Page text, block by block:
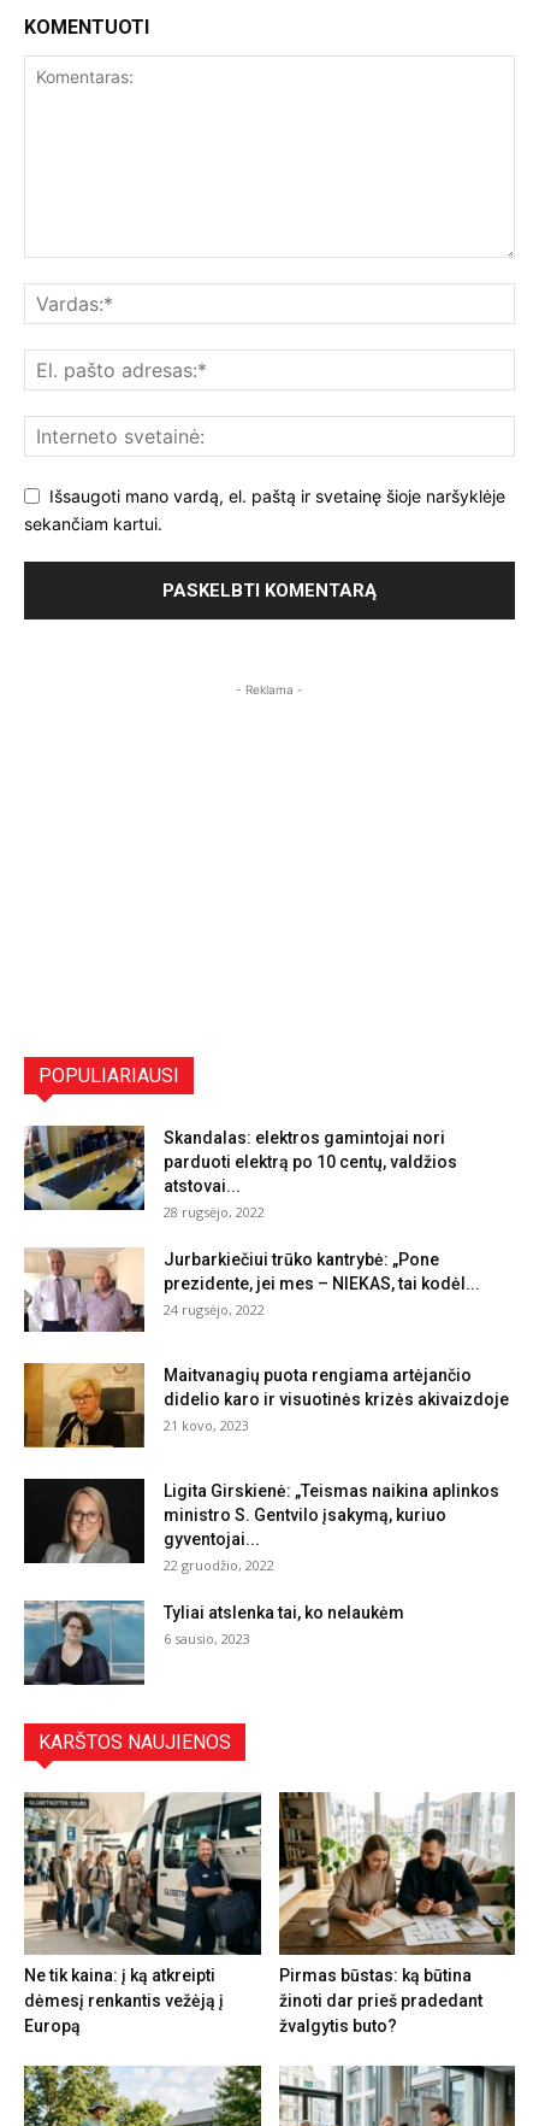
KOMENTUOTI
Išsaugoti mano vardą, el. paštą ir svetainę šioje naršyklėje
sekančiam kartui.
- Reklama -
POPULIARIAUSI
Skandalas: elektros gamintojai nori
parduoti elektrą po 10 centų, valdžios
atstovai...
28 rugsėjo, 2022
Jurbarkiečiui trūko kantrybė: „Pone
prezidente, jei mes – NIEKAS, tai kodėl...
24 rugsėjo, 2022
Maitvanagių puota rengiama artėjančio
didelio karo ir visuotinės krizės akivaizdoje
21 kovo, 2023
Ligita Girskienė: „Teismas naikina aplinkos
ministro S. Gentvilo įsakymą, kuriuo
gyventojai...
22 gruodžio, 2022
Tyliai atslenka tai, ko nelaukėm
6 sausio, 2023
KARŠTOS NAUJIENOS
Ne tik kaina: į ką atkreipti
dėmesį renkantis vežėją į
Europą
Pirmas būstas: ką būtina
žinoti dar prieš pradedant
žvalgytis buto?